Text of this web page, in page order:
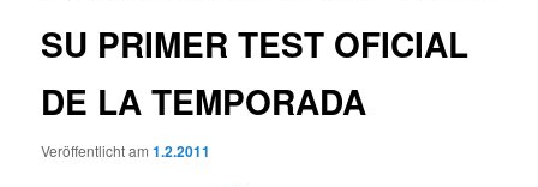
SU PRIMER TEST OFICIAL
DE LA TEMPORADA
Veröffentlicht am1.2.2011